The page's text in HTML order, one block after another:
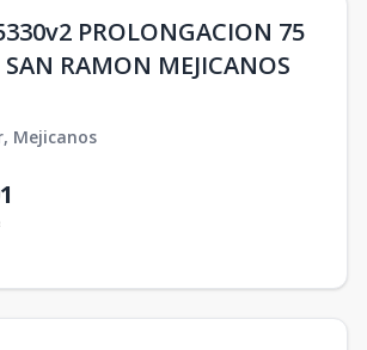
PROLONGACION 75
RAMON MEJICANOS
, Mejicanos